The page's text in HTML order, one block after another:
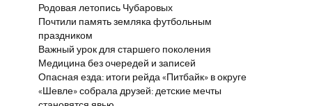
Родовая летопись Чубаровых
Почтили память земляка футбольным
праздником
Важный урок для старшего поколения
Медицина без очередей и записей
Опасная езда: итоги рейда «Питбайк» в округе
«Шевле» собрала друзей: детские мечты